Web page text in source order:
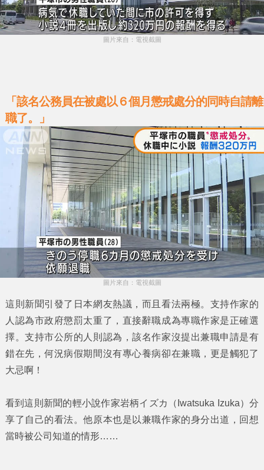
圖片來自：電視截圖
「該名公務員在被處以６個月懲戒處分的同時自請離
職了。」
圖片來自：電視截圖
這則新聞引發了日本網友熱議，而且看法兩極。支持作家的
人認為市政府懲罰太重了，直接辭職成為專職作家是正確選
擇。支持市公所的人則認為，該名作家沒提出兼職申請是有
錯在先，何況病假期間沒有專心養病卻在兼職，更是觸犯了
大忌啊！
看到這則新聞的輕小說作家岩柄イズカ（Iwatsuka Izuka）分
享了自己的看法。他原本也是以兼職作家的身分出道，回想
當時被公司知道的情形……